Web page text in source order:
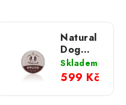
Natural
Dog
Company
Ochranný
vosk na
tlapky -
Skladem
599 Kč